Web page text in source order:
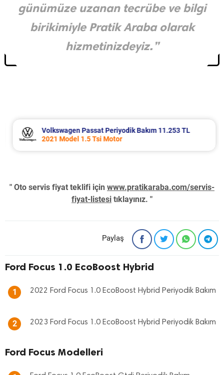
günümüze uzanan tecrübe ve bilgi
birikimiyle Pratik Araba olarak
hizmetinizdeyiz.”
Volkswagen Passat Periyodik Bakım 11.253 TL
2021 Model 1.5 Tsi Motor
" Oto servis fiyat teklifi için www.pratikaraba.com/servis-
fiyat-listesi tıklayınız. "
Paylaş
Ford Focus 1.0 EcoBoost Hybrid
1 2022 Ford Focus 1.0 EcoBoost Hybrid Periyodik Bakım
2 2023 Ford Focus 1.0 EcoBoost Hybrid Periyodik Bakım
Ford Focus Modelleri